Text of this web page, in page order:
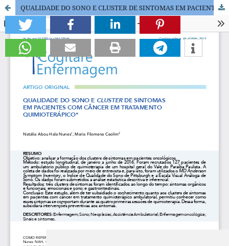
QUALIDADE DO SONO E CLUSTER DE SINTOMAS EM PACIENTES COM CÂNCER EM TRATAMENTO QUIMIOTERÁPICO